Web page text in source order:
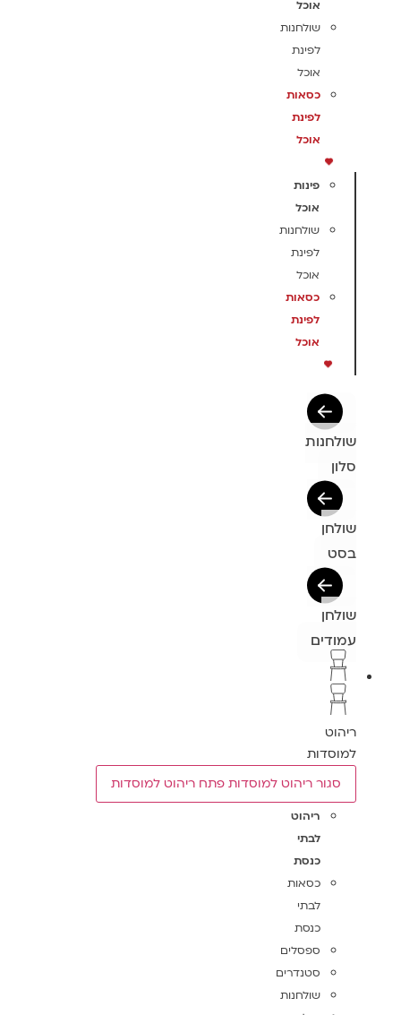
אוכל
שולחנות
לפינת
אוכל
כסאות
לפינת
אוכל
פינות
אוכל
שולחנות
לפינת
אוכל
כסאות
לפינת
אוכל
שולחנות
סלון
שולחן
בסט
שולחן
עמודים
ריהוט
למוסדות
סגור ריהוט למוסדות פתח ריהוט למוסדות
ריהוט
לבתי
כנסת
כסאות
לבתי
כנסת
ספסלים
סטנדרים
שולחנות